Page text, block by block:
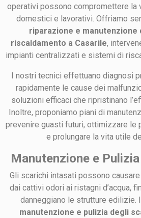
operativi possono compromettere la
domestici e lavorativi. Offriamo
riparazione e manutenzione
riscaldamento a Casarile,
impianti centralizzati e sistemi di
I nostri tecnici effettuano diagnosi
rapidamente le cause dei
soluzioni efficaci che ripristinano
Inoltre, proponiamo piani di
prevenire guasti futuri, ottimizzare le
e prolungare la vita utile
Manutenzione e
Gli scarichi intasati possono
dai cattivi odori ai ristagni d’acqua,
danneggiano le strutture edilizie.
manutenzione e pulizia degli